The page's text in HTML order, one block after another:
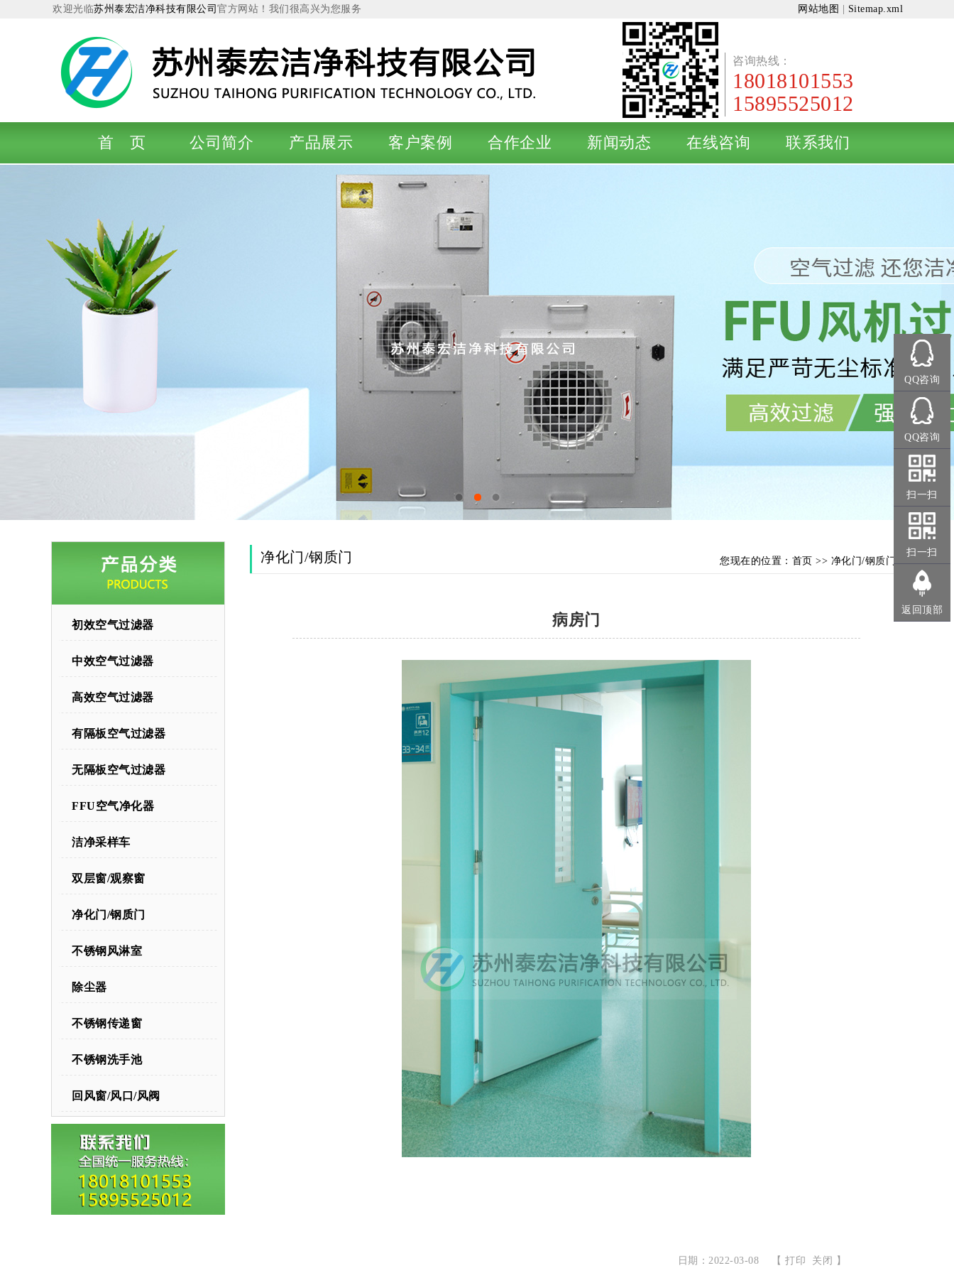
欢迎光临苏州泰宏洁净科技有限公司 官方网站！我们很高兴为您服务 网站地图 Sitemap.xml
咨询热线：
18018101553
15895525012
首 页 公司简介 产品展示 客户案例 合作企业 新闻动态 在线咨询 联系我们
1 2 3
初效空气过滤器
中效空气过滤器
高效空气过滤器
有隔板空气过滤器
无隔板空气过滤器
FFU空气净化器
洁净采样车
双层窗/观察窗
净化门/钢质门
不锈钢风淋室
除尘器
不锈钢传递窗
不锈钢洗手池
回风窗/风口/风阀
净化门/钢质门 您现在的位置： 首页 >> 净化门/钢质门
病房门
日期：2022-03-08 【 打印 关闭 】
QQ咨询
QQ咨询
扫一扫
扫一扫
返回顶部